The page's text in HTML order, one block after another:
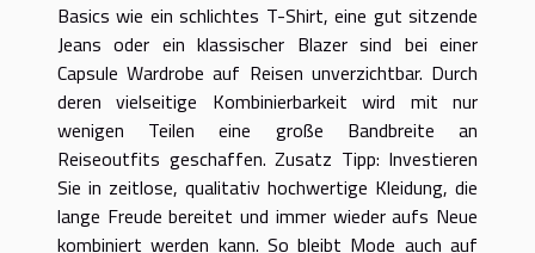
Basics wie ein schlichtes T-Shirt, eine gut sitzende
Jeans oder ein klassischer Blazer sind bei einer
Capsule Wardrobe auf Reisen unverzichtbar. Durch
deren vielseitige Kombinierbarkeit wird mit nur
wenigen Teilen eine große Bandbreite an
Reiseoutfits geschaffen. Zusatz Tipp: Investieren
Sie in zeitlose, qualitativ hochwertige Kleidung, die
lange Freude bereitet und immer wieder aufs Neue
kombiniert werden kann. So bleibt Mode auch auf